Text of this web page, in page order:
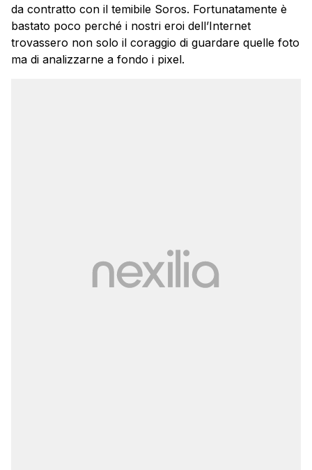
da contratto con il temibile Soros. Fortunatamente è
bastato poco perché i nostri eroi dell’Internet
trovassero non solo il coraggio di guardare quelle foto
ma di analizzarne a fondo i pixel.